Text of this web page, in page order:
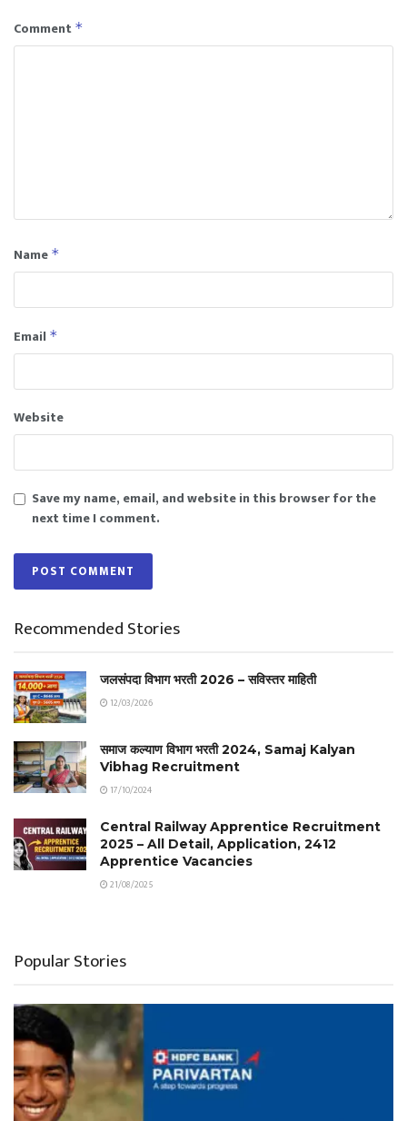
Comment *
Name *
Email *
Website
Save my name, email, and website in this browser for the
next time I comment.
Recommended Stories
जलसंपदा विभाग भरती 2026 – सविस्तर माहिती
12/03/2026
समाज कल्याण विभाग भरती 2024, Samaj Kalyan
Vibhag Recruitment
17/10/2024
Central Railway Apprentice Recruitment
2025 – All Detail, Application, 2412
Apprentice Vacancies
21/08/2025
Popular Stories